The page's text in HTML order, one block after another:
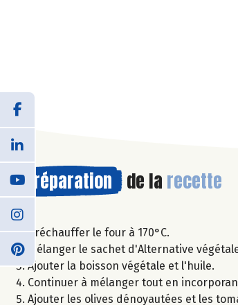
Préparation de la recette
Préchauffer le four à 170°C.
Mélanger le sachet d'Alternative
Ajouter la boisson végétale et l'huile.
Continuer à mélanger tout en
Ajouter les olives dénoyautées et les